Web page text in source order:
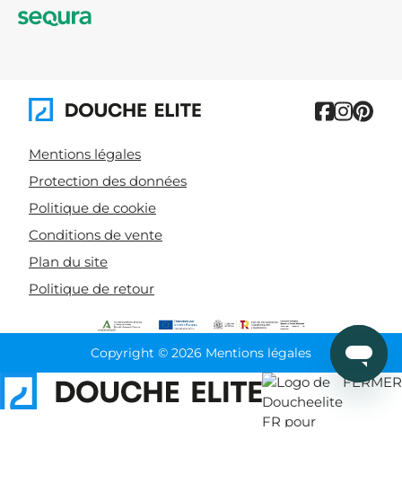
Mentions légales
Protection des données
Politique de cookie
Conditions de vente
Plan du site
Politique de retour
Copyright © 2026 Mentions légales
FERMER